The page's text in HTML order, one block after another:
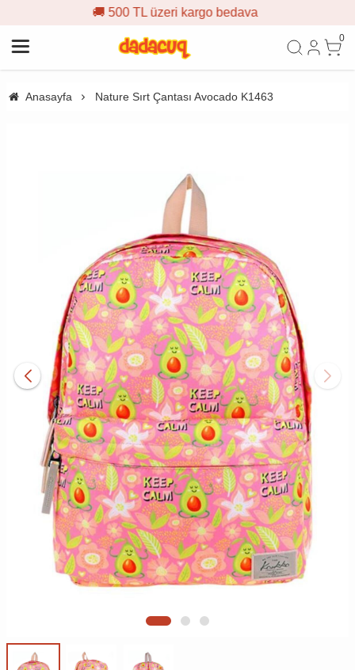
TL üzeri kargo bedava
0
Anasayfa Nature Sırt Çantası Avocado K1463